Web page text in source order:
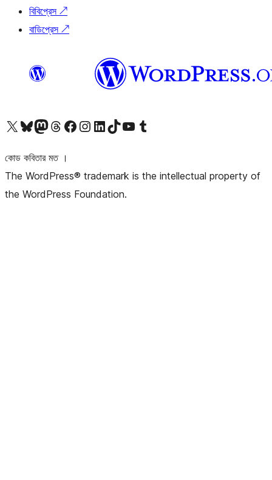
বিবিপ্রেস ↗
বাডিপ্রেস ↗
আমাদের X (আগের টুইটার) অ্যাকাউন্টে যানআমাদের Bluesky অ্যাকাউন্টটি দেখুনআমাদের মাস্টোডন অ্যাকাউন্টটি দেখুনআমাদের থ্রেডস অ্যাকাউন্টটি দেখুনআমাদের ফেসবুক পেজ দেখুনআমাদের ইন্সটাগ্রাম অ্যাকাউন্ট দেখুনআমাদের লিঙ্কডইন অ্যাকাউন্টে যানআমাদের TikTok অ্যাকাউন্টটি দেখুনআমাদের ইউটিউব চ্যানেলে যান আমাদের টাম্বলার অ্যাকাউন্ট দেখুন
কোড কবিতার মত ।
The WordPress® trademark is the intellectual property of
the WordPress Foundation.